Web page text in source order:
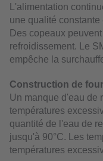
L'alimentation
une qualité
Des copeaux
refroidissement. Le
empêche la
Construction de
Un manque d'eau de
températures
quantité de l'eau de
jusqu'à 90°C. Les
températures